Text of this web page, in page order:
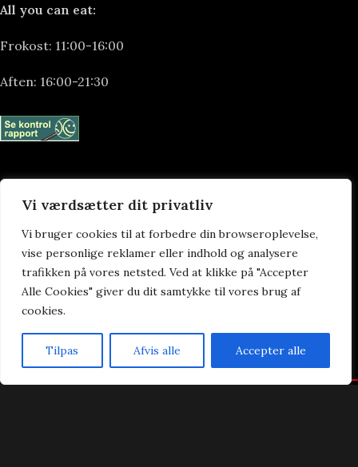
Vi værdsætter dit privatliv
Vi bruger cookies til at forbedre din browseroplevelse,
vise personlige reklamer eller indhold og analysere
trafikken på vores netsted. Ved at klikke på "Accepter
Alle Cookies" giver du dit samtykke til vores brug af
cookies.
Tilpas Afvis alle Accepter alle
All you can eat:
Frokost: 11:00-16:00
Aften: 16:00-21:30
Praktisk
Takeaway
Ad Libitum
Kontakt
Cookie- & privatlivspolitik